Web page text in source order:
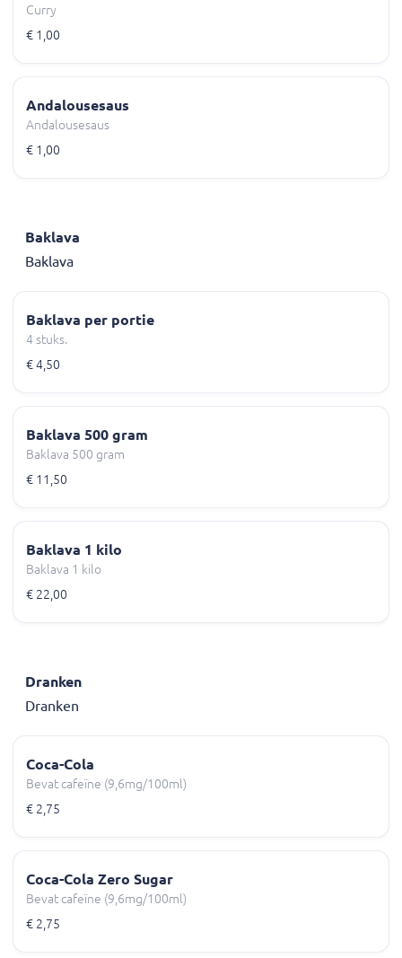
Curry
€ 1,00
Andalousesaus
Andalousesaus
€ 1,00
Baklava
Baklava
Baklava per portie
4 stuks.
€ 4,50
Baklava 500 gram
Baklava 500 gram
€ 11,50
Baklava 1 kilo
Baklava 1 kilo
€ 22,00
Dranken
Dranken
Coca-Cola
Bevat cafeïne (9,6mg/100ml)
€ 2,75
Coca-Cola Zero Sugar
Bevat cafeïne (9,6mg/100ml)
€ 2,75